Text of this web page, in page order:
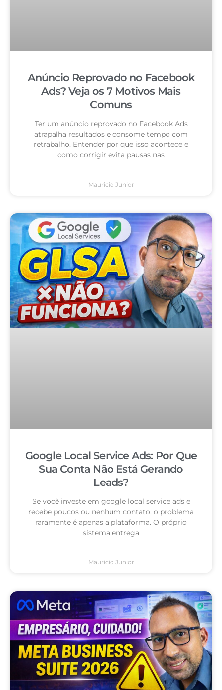
Anúncio Reprovado no Facebook
Ads? Veja os 7 Motivos Mais
Comuns
Ter um anúncio reprovado no Facebook Ads
atrapalha resultados e consome tempo com
retrabalho. Entender por que isso acontece e
como corrigir evita pausas nas
Mauricio Junior
Google Local Service Ads: Por Que
Sua Conta Não Está Gerando
Leads?
Se você investe em google local service ads e
recebe poucos ou nenhum contato, o problema
raramente é apenas a plataforma. O próprio
sistema entrega
Mauricio Junior